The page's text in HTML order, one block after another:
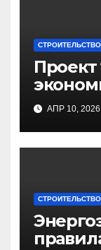
АПР 10, 2026